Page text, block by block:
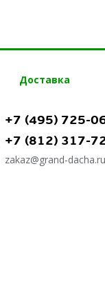
Доставка
+7 (495) 725-
+7 (812) 317-
zakaz@grand-dacha.ru